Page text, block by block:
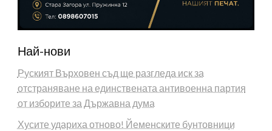
Най-нови
Руският Върховен съд ще разгледа иск за
отстраняване на единствената антивоенна партия
от изборите за Държавна дума
Хусите удариха отново! Йеменските бунтовници